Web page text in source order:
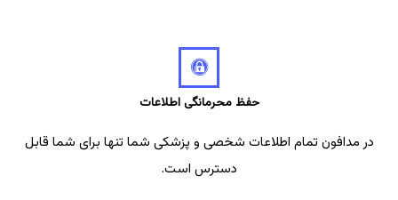
حفظ محرمانگی اطلاعات
در مدافون تمام اطلاعات شخصی و پزشکی شما تنها برای شما قابل
دسترس است.